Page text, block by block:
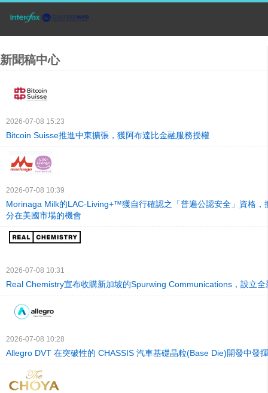
新聞稿中心
2026-07-08 15:23
Bitcoin Suisse推進中東擴張，獲阿布達比金融服務授權
2026-07-08 10:39
Morinaga Milk的LAC-Living+™獲自行確認之「普遍公認安全」資格，
分在美國市場的機會
2026-07-08 10:31
Real Chemistry宣布收購新加坡的Spurwing Communications，設立全
2026-07-08 10:28
Allegro DVT 在突破性的 CHASSIS 汽車基礎晶粒(Base Die)開發中發